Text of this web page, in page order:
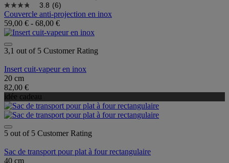
3.8 (6)
Couvercle anti-projection en inox
59,00 € - 68,00 €
3,1 out of 5 Customer Rating
Insert cuit-vapeur en inox
20 cm
82,00 €
idée cadeau
5 out of 5 Customer Rating
Sac de transport pour plat à four rectangulaire
40 cm